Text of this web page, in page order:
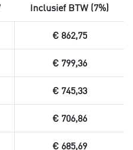
Inclusief BTW (7%)
€ 862,75
€ 799,36
€ 745,33
€ 706,86
€ 685,69